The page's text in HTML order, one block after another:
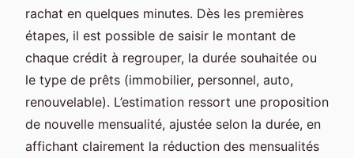
rachat en quelques minutes. Dès les premières
étapes, il est possible de saisir le montant de
chaque crédit à regrouper, la durée souhaitée ou
le type de prêts (immobilier, personnel, auto,
renouvelable). L’estimation ressort une proposition
de nouvelle mensualité, ajustée selon la durée, en
affichant clairement la réduction des mensualités